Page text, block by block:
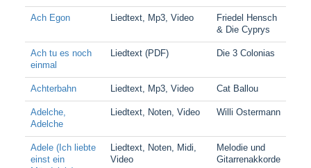
Ach Egon Liedtext, Mp3, Video
Friedel Hensch
& Die Cyprys
Ach tu es noch
einmal
Liedtext (PDF) Die 3 Colonias
Achterbahn Liedtext, Mp3, Video Cat Ballou
Adelche,
Adelche
Liedtext, Noten, Video Willi Ostermann
Adele (Ich liebte
einst ein
Liedtext, Noten, Midi,
Video
Melodie und
Gitarrenakkorde